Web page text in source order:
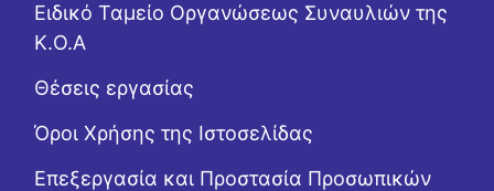
Ειδικό Ταμείο Οργανώσεως Συναυλιών της
Κ.Ο.Α
Θέσεις εργασίας
Όροι Χρήσης της Ιστοσελίδας
Επεξεργασία και Προστασία Προσωπικών